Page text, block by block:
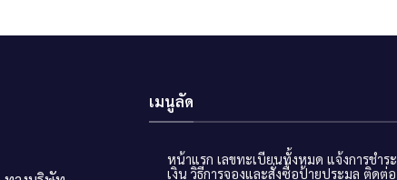
เมนูลัด
หน้าแรก เลขทะเบียนทั้งหมด แจ้งการชำระ
เงิน วิธีการจองและสั่งซื้อป้ายประมูล ติดต่อ